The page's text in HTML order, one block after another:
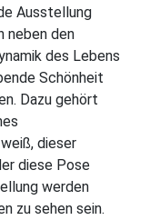
Ausstellung
neben den
des Lebens
Schönheit
Dazu gehört
dieser
diese Pose
werden
zu sehen sein.